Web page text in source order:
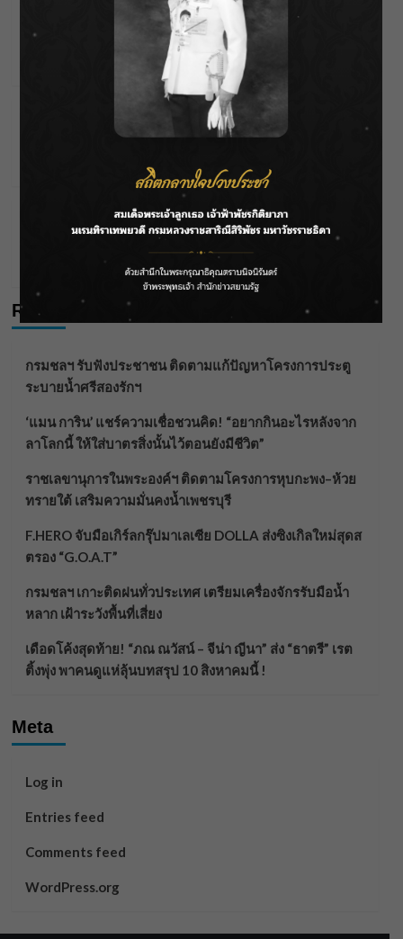
กรมชลฯ รับฟังประชาชน ติดตามแก้ปัญหาโครงการ
ประตูระบายน้ำศรีสองรักฯ
Entertainment
‘แมน การิน’ แชร์ความเชื่อชวนคิด! “อยากกินอะไรหลัง
จากลาโลกนี้ ให้ใส่บาตรสิ่งนั้นไว้ตอนยังมีชีวิต”
ราชเลขานุการในพระองค์ฯ ติดตามโครงการหุบกะพง–
ห้วยทรายใต้ เสริมความมั่นคงน้ำเพชรบุรี
07/08/2026
Recent Posts
กรมชลฯ รับฟังประชาชน ติดตามแก้ปัญหาโครงการประตู
ระบายน้ำศรีสองรักฯ
‘แมน การิน’ แชร์ความเชื่อชวนคิด! “อยากกินอะไรหลังจาก
ลาโลกนี้ ให้ใส่บาตรสิ่งนั้นไว้ตอนยังมีชีวิต”
ราชเลขานุการในพระองค์ฯ ติดตามโครงการหุบกะพง–ห้วย
ทรายใต้ เสริมความมั่นคงน้ำเพชรบุรี
F.HERO จับมือเกิร์ลกรุ๊ปมาเลเซีย DOLLA ส่งซิงเกิลใหม่สุดส
ตรอง “G.O.A.T”
กรมชลฯ เกาะติดฝนทั่วประเทศ เตรียมเครื่องจักรรับมือน้ำ
หลาก เฝ้าระวังพื้นที่เสี่ยง
เดือดโค้งสุดท้าย! “ภณ ณวัสน์ – จีน่า ญีนา” ส่ง “ธาตรี” เรต
ติ้งพุ่ง พาคนดูแห่ลุ้นบทสรุป 10 สิงหาคมนี้ !
Meta
Log in
Entries feed
Comments feed
WordPress.org